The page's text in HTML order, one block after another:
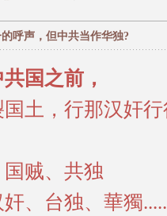
呼声，但中共当作华独?
国之前，
土，行那汉奸
贼、共独
、台独、華獨.....